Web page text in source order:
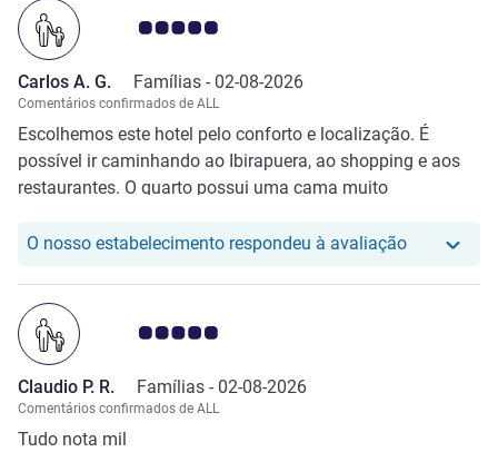
Nota clientes Avis 5.0/5
Carlos A. G. Famílias - 02-08-2026
Comentários confirmados de ALL
Escolhemos este hotel pelo conforto e localização. É
possível ir caminhando ao Ibirapuera, ao shopping e aos
restaurantes. O quarto possui uma cama muito
banheiro há secador e amenities para trazer mais conforto
O nosso estabelecimento respondeu à avaliaçãoO nosso
Nota clientes Avis 5.0/5
Claudio P. R. Famílias - 02-08-2026
Comentários confirmados de ALL
Tudo nota mil